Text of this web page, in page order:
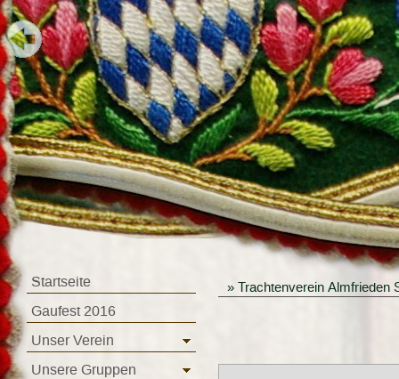
Startseite
Gaufest 2016
Unser Verein
Unsere Gruppen
» Trachtenverein Almfrieden